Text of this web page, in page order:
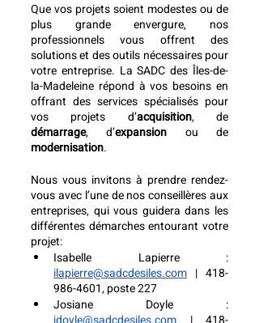
Que vos projets soient modestes ou de
plus grande envergure, nos
professionnels vous offrent des
solutions et des outils nécessaires pour
votre entreprise. La SADC des Îles-de-
la-Madeleine répond à vos besoins en
offrant des services spécialisés pour
vos projets d’acquisition, de
démarrage, d’expansion
modernisation.
Nous vous invitons à prendre rendez-
vous avec l’une de nos conseillères aux
entreprises, qui vous guidera dans les
différentes démarches entourant votre
projet:
ilapierre@sadcdesiles.com | 418-
986-4601, poste 227